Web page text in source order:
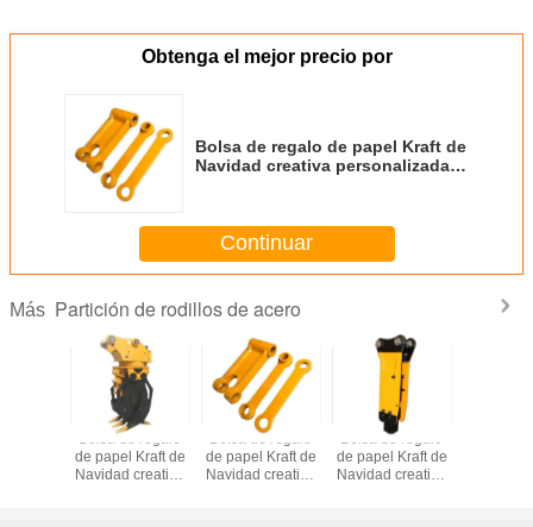
Obtenga el mejor precio por
Bolsa de regalo de papel Kraft de
Navidad creativa personalizada
Continuar
Más Partición de rodillos de acero
Bolsa de regalo
de papel Kraft de
Navidad creativa
Bolsa de regalo
de papel Kraft de
Navidad creativa
Bolsa de regalo
de papel Kraft de
Navidad creativa